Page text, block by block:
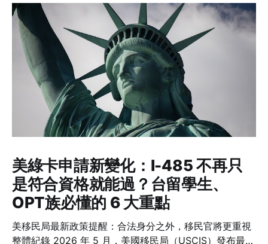
美綠卡申請新變化：I-485 不再只
是符合資格就能過？台留學生、
OPT族必懂的 6 大重點
美移民局最新政策提醒：合法身分之外，移民官將更重視
整體紀錄 2026 年 5 月，美國移民局（USCIS）發布最新